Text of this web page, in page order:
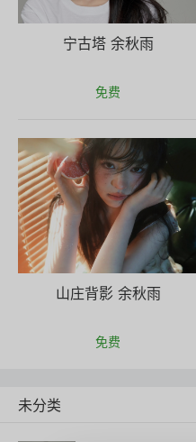
宁古塔 余秋雨
免费
山庄背影 余秋雨
免费
未分类